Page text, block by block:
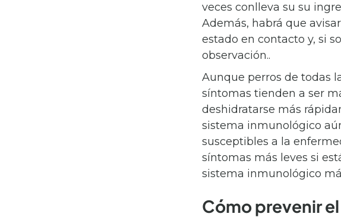
veces conlleva su su
Además, habrá que
estado en contacto y, si
observación..
Aunque perros de todas
síntomas tienden a ser
deshidratarse más
sistema inmunológico
susceptibles a la
síntomas más leves si
sistema inmunológico
Cómo prevenir